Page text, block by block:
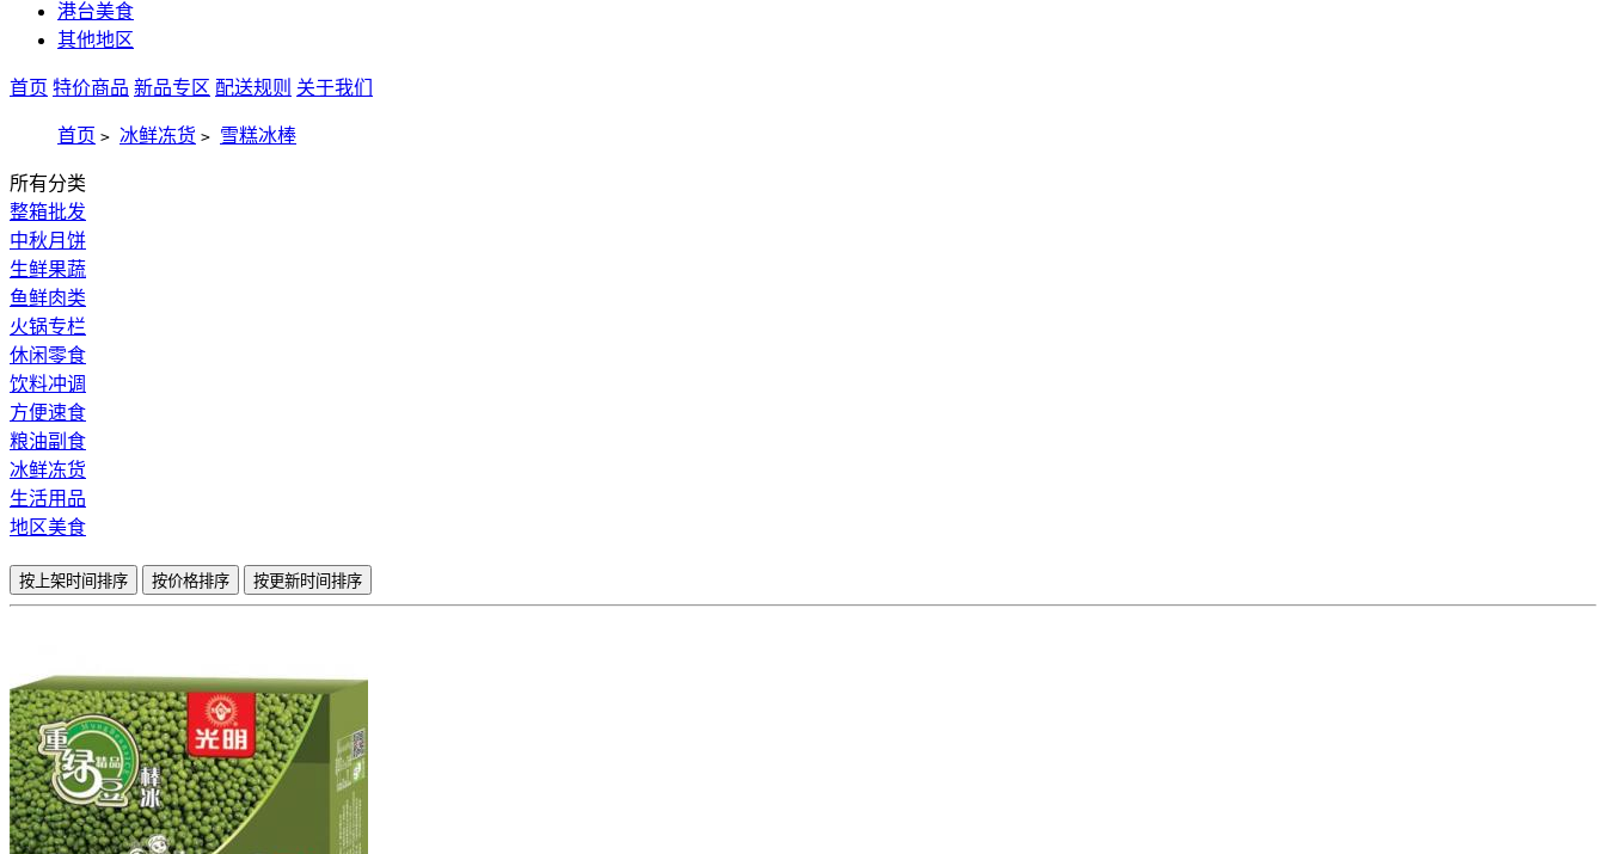
港台美食
其他地区
首页 特价商品 新品专区 配送规则 关于我们
首页 > 冰鲜冻货 > 雪糕冰棒
所有分类
整箱批发
中秋月饼
生鲜果蔬
鱼鲜肉类
火锅专栏
休闲零食
饮料冲调
方便速食
粮油副食
冰鲜冻货
生活用品
地区美食
按上架时间排序 按价格排序 按更新时间排序